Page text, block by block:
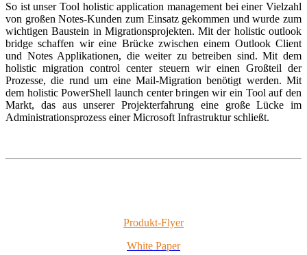
So ist unser Tool holistic application management bei einer Vielzahl
von großen Notes-Kunden zum Einsatz gekommen und wurde zum
wichtigen Baustein in Migrationsprojekten. Mit der holistic outlook
bridge schaffen wir eine Brücke zwischen einem Outlook Client
und Notes Applikationen, die weiter zu betreiben sind. Mit dem
holistic migration control center steuern wir einen Großteil der
Prozesse, die rund um eine Mail-Migration benötigt werden. Mit
dem holistic PowerShell launch center bringen wir ein Tool auf den
Markt, das aus unserer Projekterfahrung eine große Lücke im
Administrationsprozess einer Microsoft Infrastruktur schließt.
Produkt-Flyer
White Paper